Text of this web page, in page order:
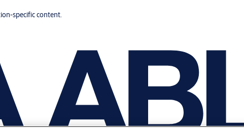
specific content.